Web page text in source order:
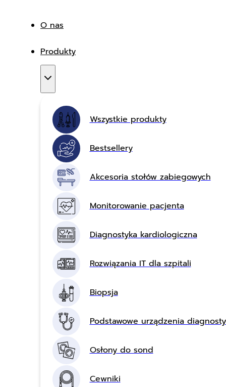
O nas
Produkty
Wszystkie produkty
Bestsellery
Akcesoria stołów zabiegowych
Monitorowanie pacjenta
Diagnostyka kardiologiczna
Rozwiązania IT dla szpitali
Biopsja
Podstawowe urządzenia
Osłony do sond
Cewniki